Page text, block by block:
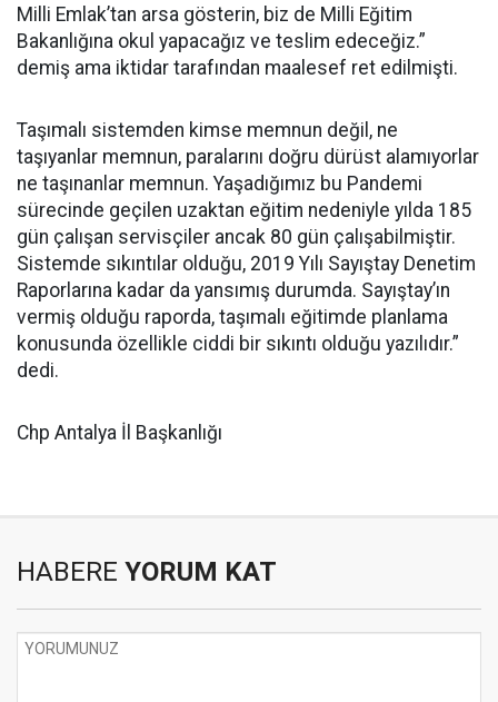
Milli Emlak’tan arsa gösterin, biz de Milli Eğitim
Bakanlığına okul yapacağız ve teslim edeceğiz.”
demiş ama iktidar tarafından maalesef ret edilmişti.
Taşımalı sistemden kimse memnun değil, ne
taşıyanlar memnun, paralarını doğru dürüst alamıyorlar
ne taşınanlar memnun. Yaşadığımız bu Pandemi
sürecinde geçilen uzaktan eğitim nedeniyle yılda 185
gün çalışan servisçiler ancak 80 gün çalışabilmiştir.
Sistemde sıkıntılar olduğu, 2019 Yılı Sayıştay Denetim
Raporlarına kadar da yansımış durumda. Sayıştay’ın
vermiş olduğu raporda, taşımalı eğitimde planlama
konusunda özellikle ciddi bir sıkıntı olduğu yazılıdır.”
dedi.
Chp Antalya İl Başkanlığı
HABERE YORUM KAT